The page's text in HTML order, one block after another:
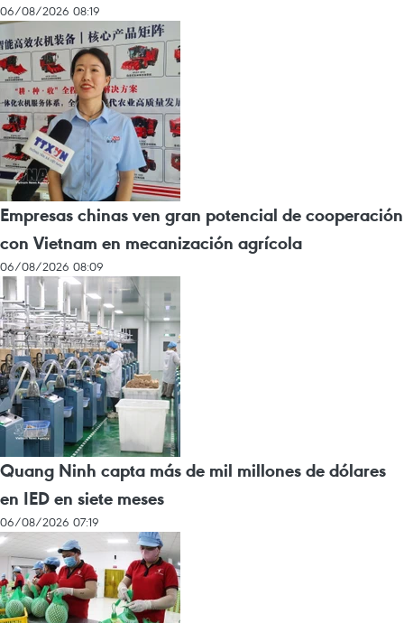
06/08/2026 08:19
Empresas chinas ven gran potencial de cooperación
con Vietnam en mecanización agrícola
06/08/2026 08:09
Quang Ninh capta más de mil millones de dólares
en IED en siete meses
06/08/2026 07:19